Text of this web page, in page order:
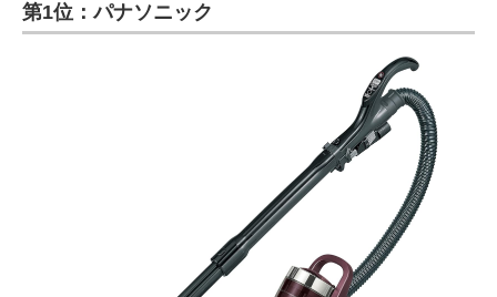
第1位：パナソニック